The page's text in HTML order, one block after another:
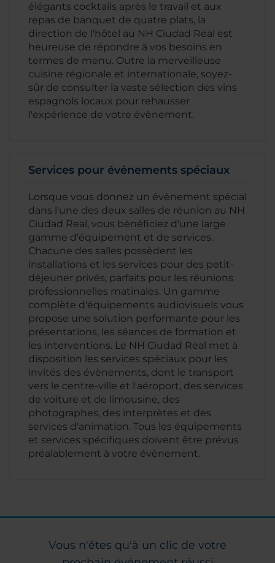
élégants cocktails après le travail et aux
repas de banquet de quatre plats, la
direction de l'hôtel au NH Ciudad Real est
heureuse de répondre à vos besoins en
termes de menu. Outre la merveilleuse
cuisine régionale et internationale, soyez-
sûr de consulter la vaste sélection des vins
espagnols locaux pour rehausser
l'expérience de votre évènement.
Services pour événements spéciaux
Lorsque vous donnez un évènement spécial
dans l'une des deux salles de réunion au NH
Ciudad Real, vous bénéficiez d'une large
gamme d'équipement et de services.
Chacune des salles possèdent les
installations et les services pour des petit-
déjeuner privés, parfaits pour les réunions
professionnelles matinales. Un gamme
complète d'équipements audiovisuels vous
propose une solution performante pour les
présentations, les séances de formation et
les interventions. Le NH Ciudad Real met à
disposition les services spéciaux pour les
invités des évènements, dont le transport
vers le centre-ville et l'aéroport, des services
de voiture et de limousine, des
photographes, des interprètes et des
services d'animation. Tous les équipements
et services spécifiques doivent être prévus
préalablement à votre évènement.
Vous n'êtes qu'à un clic de votre